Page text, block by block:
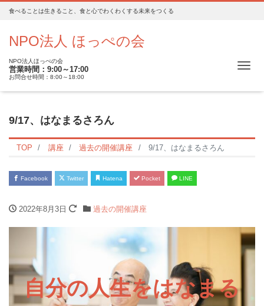
食べることは生きること、食と心でわくわくする未来をつくる
NPO法人 ほっぺの会
NPO法人ほっぺの会
営業時間：9:00～17:00
お問合せ時間：8:00～18:00
9/17、はなまるさろん
TOP 講座 過去の開催講座 9/17、はなまるさろん
Facebook Twitter Hatena Pocket LINE
2022年8月3日 過去の開催講座
自分の人生をはなまる